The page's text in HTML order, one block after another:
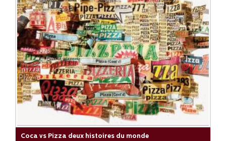
Coca vs Pizza deux histoires du monde